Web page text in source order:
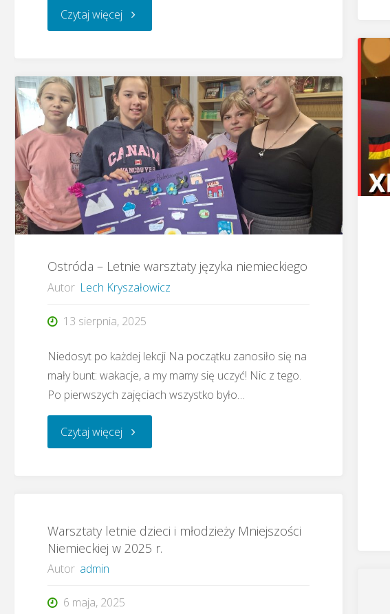
Czytaj więcej"Ostróda
19.
Konkurs
Piosenki
Niemieckiej"
Ostróda – Letnie warsztaty języka niemieckiego
Autor Lech Kryszałowicz
13 sierpnia, 2025
Niedosyt po każdej lekcji Na początku zanosiło się na
mały bunt: wakacje, a my mamy się uczyć! Nic z tego.
Po pierwszych zajęciach wszystko było…
Czytaj więcej"Ostróda
warsztaty
niemieckiego"
Warsztaty letnie dzieci i młodzieży Mniejszości
Niemieckiej w 2025 r.
Autor admin
6 maja, 2025